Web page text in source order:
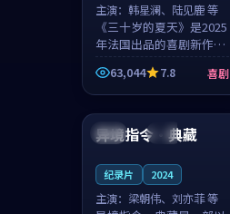
主演： 韩星澜、陆见鹿 等
《三十岁的夏天》是2025
年法国出品的喜剧新作，
主创团队希望用深夜电台
的故事让观众停下来想一
想。韩星澜领衔，陆见鹿
担任重要角色，山田纯一
的叙事节...
63,044 7.8 喜剧
中国 高分
99:19
异境指令·典藏
纪录片 2024
主演： 梁朝伟、刘亦菲 等